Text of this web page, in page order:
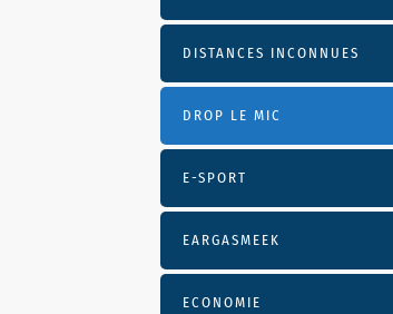
DISTANCES INCONNUES
DROP LE MIC
E-SPORT
EARGASMEEK
ECONOMIE